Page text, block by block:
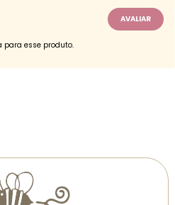
esse produto.